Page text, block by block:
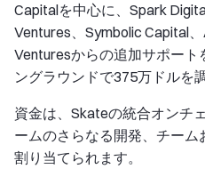
Capitalを中心に、Spark
Ventures、Symbolic Capital
Venturesからの追加サポート
ングラウンドで375万ドルを
資金は、Skateの統合オンチ
ームのさらなる開発、チー
割り当てられます。